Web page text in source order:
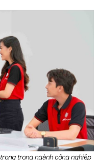
trong ngành công nghiệp